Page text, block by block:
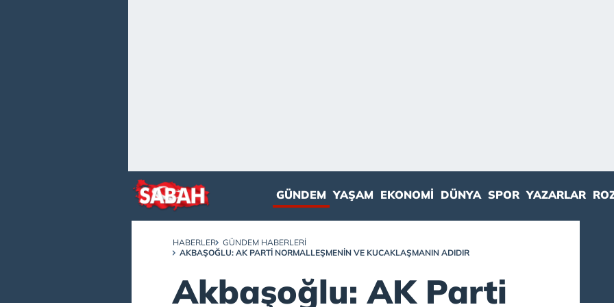
GÜNDEM YAŞAM EKONOMI DÜNYA SPOR YAZARLAR
HABERLER
GÜNDEM HABERLERI
AKBAŞOĞLU: AK PARTI NORMALLEŞMENIN VE KUCAKLAŞMANIN ADIDIR
Akbaşoğlu: AK Parti